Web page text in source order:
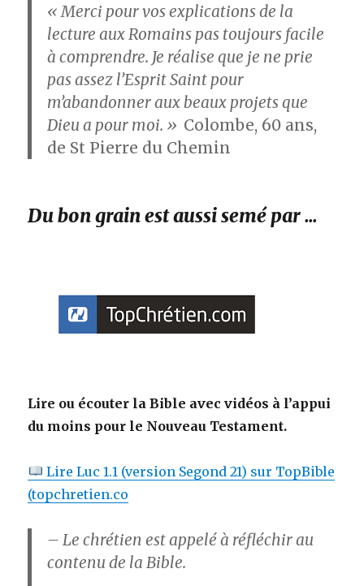
« Merci pour vos explications de la
lecture aux Romains pas toujours facile
à comprendre. Je réalise que je ne prie
pas assez l’Esprit Saint pour
m’abandonner aux beaux projets que
Dieu a pour moi. » Colombe, 60 ans,
de St Pierre du Chemin
Du bon grain est aussi semé par …
Lire ou écouter la Bible avec vidéos à l’appui
du moins pour le Nouveau Testament.
Lire Luc 1.1 (version Segond 21) sur TopBible
(topchretien.co
– Le chrétien est appelé à réfléchir au
contenu de la Bible.